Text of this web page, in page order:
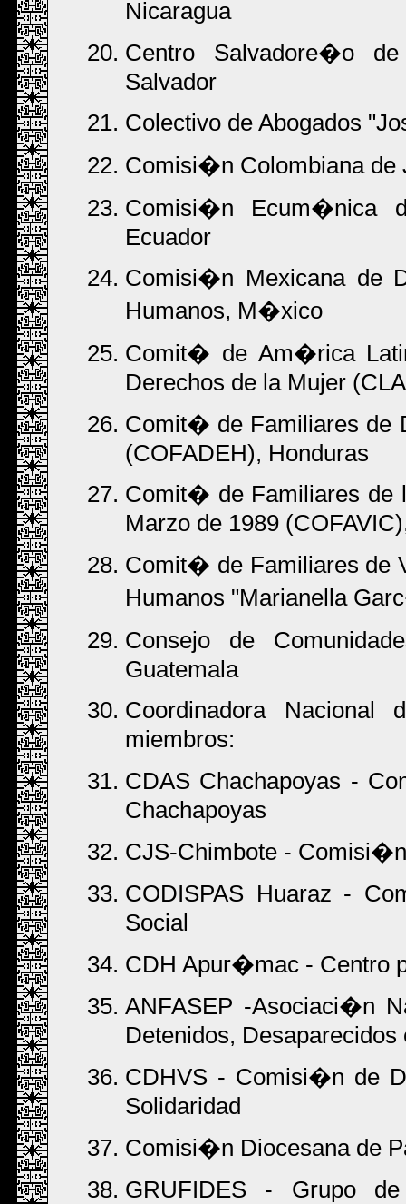
Nicaragua
Centro Salvadore�o
Salvador
Colectivo de Abogados
Comisi�n Colombiana de
Comisi�n Ecum�nica
Ecuador
Comisi�n Mexicana de
Humanos, M�xico
Comit� de Am�rica
Derechos de la Mujer
Comit� de Familiares de
(COFADEH), Honduras
Comit� de Familiares de
Marzo de 1989
Comit� de Familiares de
Humanos "Marianella
Consejo de
Guatemala
Coordinadora
miembros:
CDAS Chachapoyas -
Chachapoyas
CJS-Chimbote -
CODISPAS Huaraz -
Social
CDH Apur�mac - Centro
ANFASEP -Asociaci�n
Detenidos,
CDHVS - Comisi�n de
Solidaridad
Comisi�n Diocesana de
GRUFIDES - Grupo